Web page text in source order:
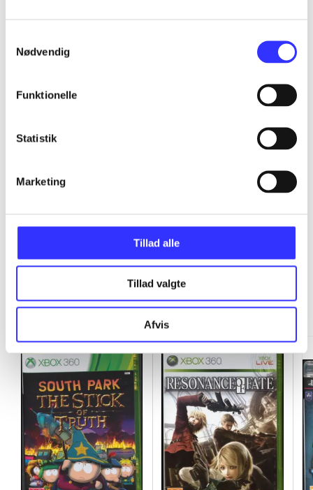
Nødvendig
Funktionelle
Statistik
Marketing
Tillad alle
Tillad valgte
Afvis
Minder om